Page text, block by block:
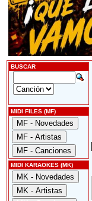
BUSCAR
MIDI FILES (MF)
MIDI KARAOKES (MK)